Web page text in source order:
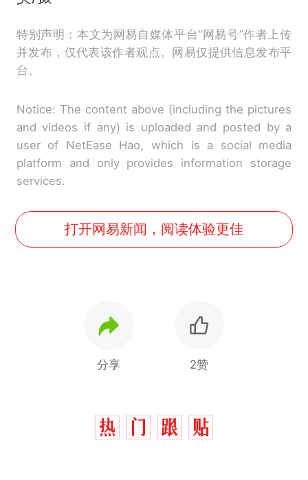
特别声明：本文为网易自媒体平台“网易号”作者上传
并发布，仅代表该作者观点。网易仅提供信息发布平
台。
Notice: The content above (including the pictures
and videos if any) is uploaded and posted by a
user of NetEase Hao, which is a social media
platform and only provides information storage
services.
打开网易新闻，阅读体验更佳
分享 2赞